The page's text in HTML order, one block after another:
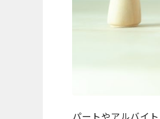
パートやアルバイ